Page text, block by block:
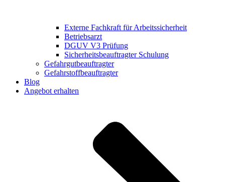
Externe Fachkraft für Arbeitssicherheit
Betriebsarzt
DGUV V3 Prüfung
Sicherheitsbeauftragter Schulung
Gefahrgutbeauftragter
Gefahrstoffbeauftragter
Blog
Angebot erhalten